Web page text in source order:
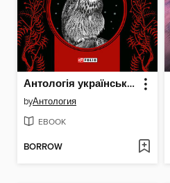
Антологія української готичної прози. Том 1
byАнтология
EBOOK
BORROW